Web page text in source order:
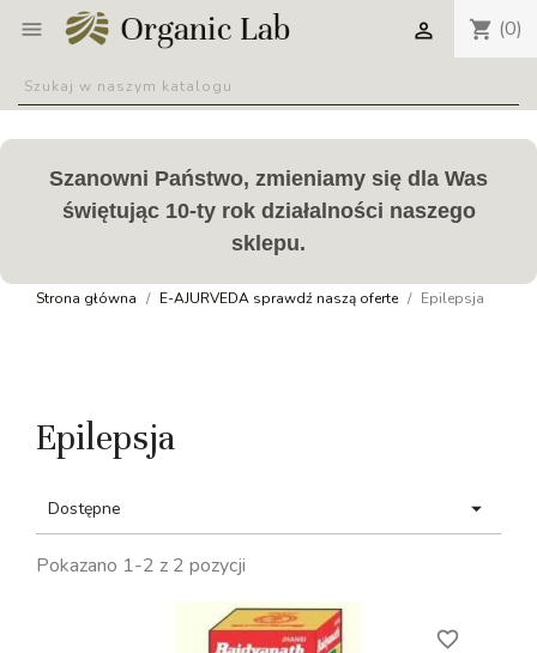
 shopping_cart (0)

Szanowni Państwo, zmieniamy się dla Was
świętując 10-ty rok działalności naszego
sklepu.
Strona główna E-AJURVEDA sprawdź naszą oferte Epilepsja
Epilepsja
Dostępne 
Pokazano 1-2 z 2 pozycji
favorite_border